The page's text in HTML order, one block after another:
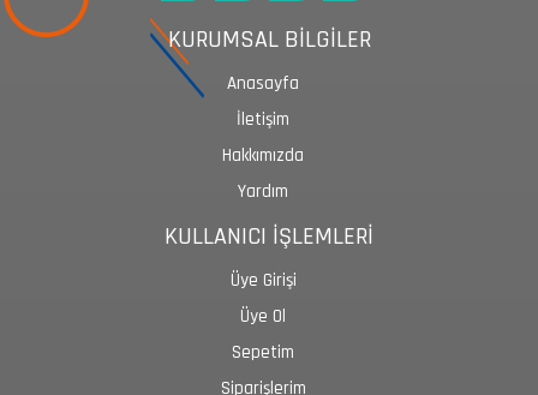
KURUMSAL BİLGİLER
Anasayfa
İletişim
Hakkımızda
Yardım
KULLANICI İŞLEMLERİ
Üye Girişi
Üye Ol
Sepetim
Siparişlerim